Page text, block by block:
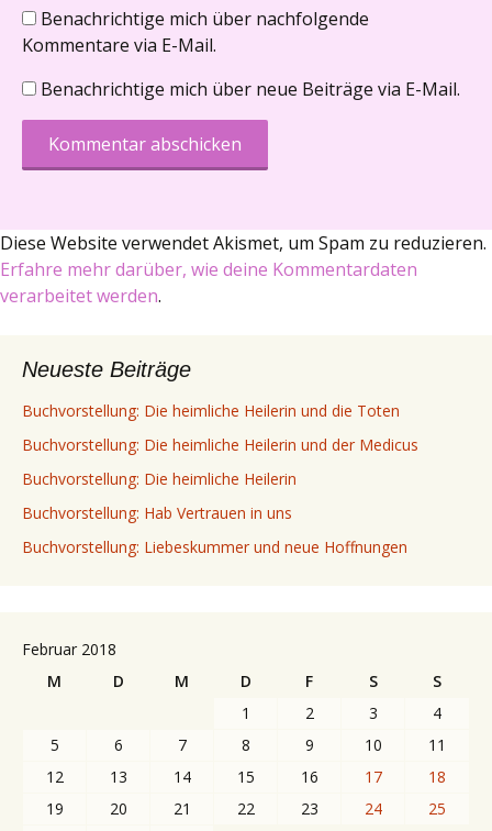
Benachrichtige mich über nachfolgende
Kommentare via E-Mail.
Benachrichtige mich über neue Beiträge via E-Mail.
Diese Website verwendet Akismet, um Spam zu reduzieren.
Erfahre mehr darüber, wie deine Kommentardaten
verarbeitet werden.
Neueste Beiträge
Buchvorstellung: Die heimliche Heilerin und die Toten
Buchvorstellung: Die heimliche Heilerin und der Medicus
Buchvorstellung: Die heimliche Heilerin
Buchvorstellung: Hab Vertrauen in uns
Buchvorstellung: Liebeskummer und neue Hoffnungen
Februar 2018
M
D M D F S
S
1
2 3
4
5
6 7 8 9 10
11
12
13 14 15 16 17
18
19
20 21 22 23 24
25